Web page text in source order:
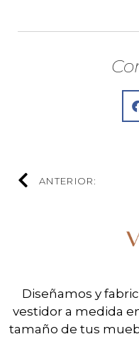
ANTERIOR:
Diseñamos y
vestidor a medida
tamaño de tus